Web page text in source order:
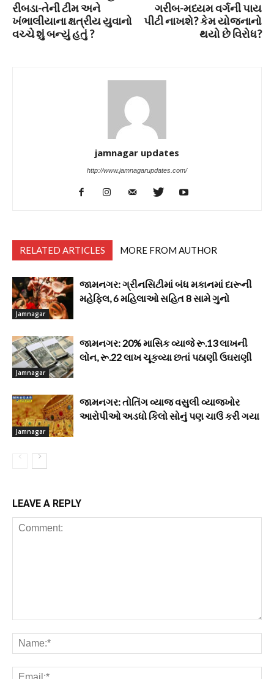
રીબડા-તેની ટીમ અને
ખંભાલીયાના ક્ષત્રીય યુવાનો
વચ્ચે શું બન્યું હતું ?
ગરીબ-મધ્યમ વર્ગની પાય
પીટી નાખશે? કેમ યોજનાનો
થયો છે વિરોધ?
jamnagar updates
http://www.jamnagarupdates.com/
RELATED ARTICLES MORE FROM AUTHOR
Jamnagar
જામનગર: ગ્રીનસિટીમાં બંધ મકાનમાં દારૂની
મહેફિલ, 6 મહિલાઓ સહિત 8 સામે ગુનો
Jamnagar
જામનગર: 20% માસિક વ્યાજે રૂ.13 લાખની
લોન, રૂ.22 લાખ ચૂકવ્યા છતાં પઠાણી ઉઘરાણી
Jamnagar
જામનગર: તોતિંગ વ્યાજ વસુલી વ્યાજખોર
આરોપીઓ અડધો કિલો સોનું પણ ચાઉં કરી ગયા
LEAVE A REPLY